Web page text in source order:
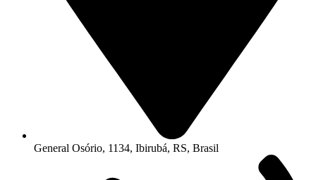
General Osório, 1134, Ibirubá, RS, Brasil